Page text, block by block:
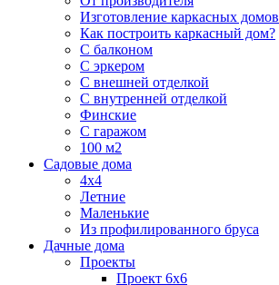
Изготовление каркасных домов
Как построить каркасный дом?
С балконом
С эркером
С внешней отделкой
С внутренней отделкой
Финские
С гаражом
100 м2
Садовые дома
4х4
Летние
Маленькие
Из профилированного бруса
Дачные дома
Проекты
Проект 6х6